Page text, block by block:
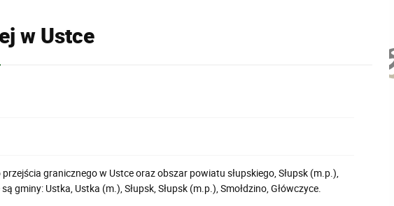
w Ustce
granicznego w Ustce oraz obszar powiatu słupskiego, Słupsk (m.p.),
Ustka, Ustka (m.), Słupsk, Słupsk (m.p.), Smołdzino, Główczyce.